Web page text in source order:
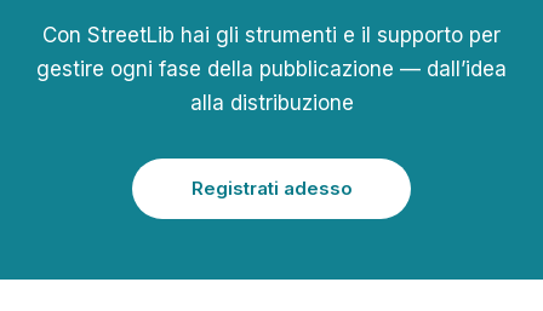
Con StreetLib hai gli strumenti e il supporto per
gestire ogni fase della pubblicazione — dall’idea
alla distribuzione
Registrati adesso